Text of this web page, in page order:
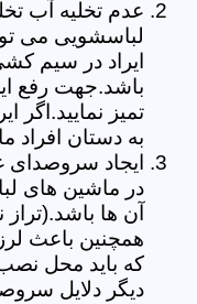
عدم تخلیه آب
لباسشویی می
ایراد در سیم
باشد.جهت رفع
تمیز نمایید.اگر
به دستان افراد
ایجاد
در ماشین های
آن ها
همچنین باعث
که باید محل نصب
دیگر دلایل